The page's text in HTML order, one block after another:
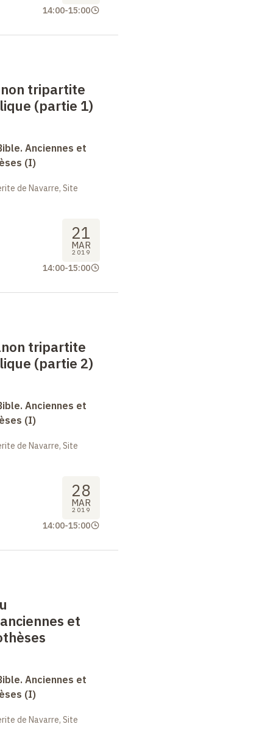
14:00-15:00
tripartite
(partie 1)
Anciennes et
(I)
de Navarre, Site
21
MAR
2019
14:00-15:00
tripartite
(partie 2)
Anciennes et
(I)
de Navarre, Site
28
MAR
2019
14:00-15:00
et
Anciennes et
(I)
de Navarre, Site